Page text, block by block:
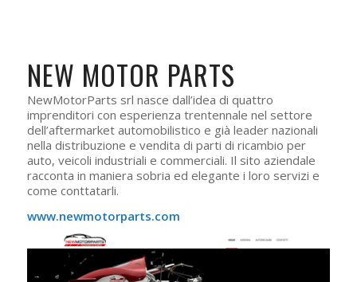
NEW MOTOR PARTS
NewMotorParts srl nasce dall’idea di quattro
imprenditori con esperienza trentennale nel settore
dell’aftermarket automobilistico e già leader nazionali
nella distribuzione e vendita di parti di ricambio per
auto, veicoli industriali e commerciali. Il sito aziendale
racconta in maniera sobria ed elegante i loro servizi e
come conttatarli.
www.newmotorparts.com